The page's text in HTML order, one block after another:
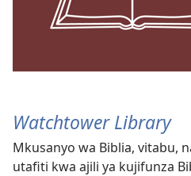
Watchtower Library
Mkusanyo wa Biblia, vitabu,
utafiti kwa ajili ya kujifunza